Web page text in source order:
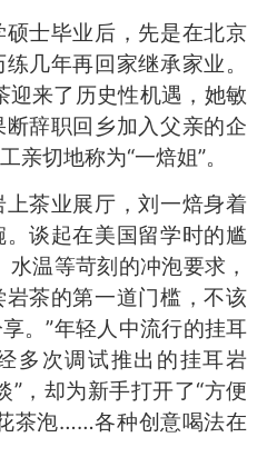
士毕业后，先是在北京
几年再回家继承家业。
来了历史性机遇，她敏
辞职回乡加入父亲的企
亲切地称为“一焙姐”。
茶业展厅，刘一焙身着
谈起在美国留学时的尴
温等苛刻的冲泡要求，
茶的第一道门槛，不该
。”年轻人中流行的挂耳
多次调试推出的挂耳岩
”，却为新手打开了“方便
茶泡……各种创意喝法在